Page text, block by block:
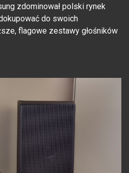
zdominował polski rynek
do swoich
flagowe zestawy głośników